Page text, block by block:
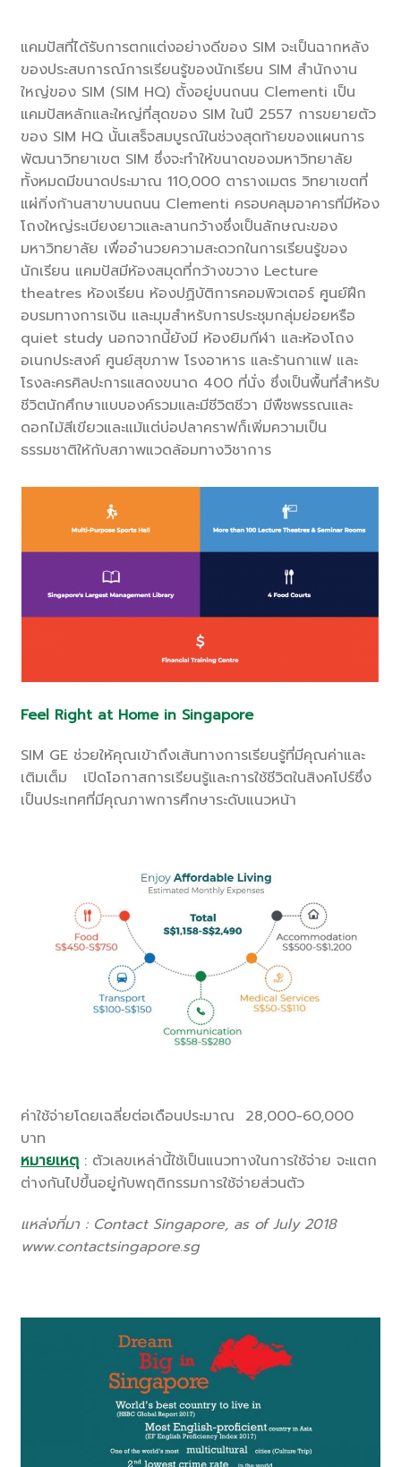
แคมปัสที่ได้รับการตกแต่งอย่างดีของ SIM จะเป็นฉากหลัง
ของประสบการณ์การเรียนรู้ของนักเรียน SIM สำนักงาน
ใหญ่ของ SIM (SIM HQ) ตั้งอยู่บนถนน Clementi เป็น
แคมปัสหลักและใหญ่ที่สุดของ SIM ในปี 2557 การขยายตัว
ของ SIM HQ นั้นเสร็จสมบูรณ์ในช่วงสุดท้ายของแผนการ
พัฒนาวิทยาเขต SIM ซึ่งจะทำให้ขนาดของมหาวิทยาลัย
ทั้งหมดมีขนาดประมาณ 110,000 ตารางเมตร วิทยาเขตที่
แผ่กิ่งก้านสาขาบนถนน Clementi ครอบคลุมอาคารที่มีห้อง
โถงใหญ่ระเบียงยาวและลานกว้างซึ่งเป็นลักษณะของ
มหาวิทยาลัย เพื่ออำนวยความสะดวกในการเรียนรู้ของ
นักเรียน แคมปัสมีห้องสมุดที่กว้างขวาง Lecture
theatres ห้องเรียน ห้องปฏิบัติการคอมพิวเตอร์ ศูนย์ฝึก
อบรมทางการเงิน และมุมสำหรับการประชุมกลุ่มย่อยหรือ
quiet study นอกจากนี้ยังมี ห้องยิมกีฬา และห้องโถง
อเนกประสงค์ ศูนย์สุขภาพ โรงอาหาร และร้านกาแฟ และ
โรงละครศิลปะการแสดงขนาด 400 ที่นั่ง ซึ่งเป็นพื้นที่สำหรับ
ชีวิตนักศึกษาแบบองค์รวมและมีชีวิตชีวา มีพืชพรรณและ
ดอกไม้สีเขียวและแม้แต่บ่อปลาคราฟก็เพิ่มความเป็น
ธรรมชาติให้กับสภาพแวดล้อมทางวิชาการ
Feel Right at Home in Singapore
SIM GE ช่วยให้คุณเข้าถึงเส้นทางการเรียนรู้ที่มีคุณค่าและ
เติมเต็ม เปิดโอกาสการเรียนรู้และการใช้ชีวิตในสิงคโปร์ซึ่ง
เป็นประเทศที่มีคุณภาพการศึกษาระดับแนวหน้า
ค่าใช้จ่ายโดยเฉลี่ยต่อเดือนประมาณ 28,000-60,000
บาท
หมายเหตุ : ตัวเลขเหล่านี้ใช้เป็นแนวทางในการใช้จ่าย จะแตก
ต่างกันไปขึ้นอยู่กับพฤติกรรมการใช้จ่ายส่วนตัว
แหล่งที่มา : Contact Singapore, as of July 2018
www.contactsingapore.sg